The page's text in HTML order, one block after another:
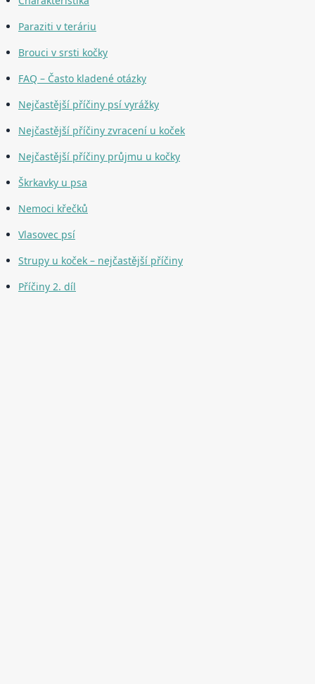
Paraziti v teráriu
Brouci v srsti kočky
FAQ – Často kladené otázky
Nejčastější příčiny psí vyrážky
Nejčastější příčiny zvracení u koček
Nejčastější příčiny průjmu u kočky
Škrkavky u psa
Nemoci křečků
Vlasovec psí
Strupy u koček – nejčastější příčiny
Příčiny 2. díl